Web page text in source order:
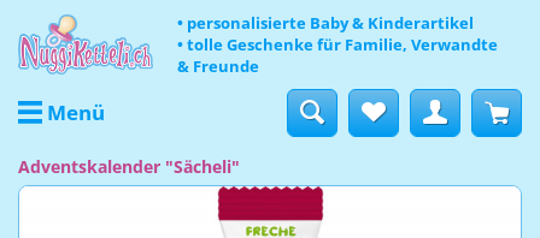
• personalisierte Baby & Kinderartikel
• tolle Geschenke für Familie, Verwandte
& Freunde
Menü
Adventskalender "Sächeli"